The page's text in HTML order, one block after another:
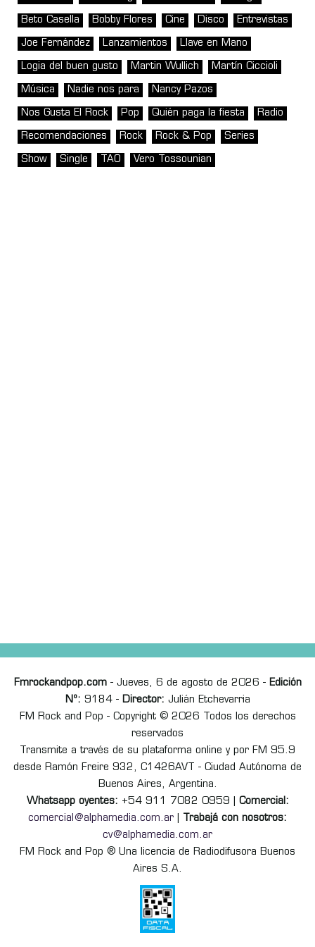
Beto Casella Bobby Flores Cine Disco Entrevistas
Joe Fernández Lanzamientos Llave en Mano
Logia del buen gusto Martin Wullich Martín Ciccioli
Música Nadie nos para Nancy Pazos
Nos Gusta El Rock Pop Quién paga la fiesta Radio
Recomendaciones Rock Rock & Pop Series
Show Single TAO Vero Tossounian
Fmrockandpop.com- Jueves, 6 de agosto de 2026 - Edición
Nº: 9184 - Director: Julián Etchevarria
FM Rock and Pop - Copyright © 2026 Todos los derechos
reservados
Transmite a través de su plataforma online y por FM 95.9
desde Ramón Freire 932, C1426AVT - Ciudad Autónoma de
Buenos Aires, Argentina.
Whatsapp oyentes: +54 911 7082 0959 | Comercial:
comercial@alphamedia.com.ar
Trabajá con nosotros:
cv@alphamedia.com.ar
FM Rock and Pop ® Una licencia de Radiodifusora Buenos
Aires S.A.